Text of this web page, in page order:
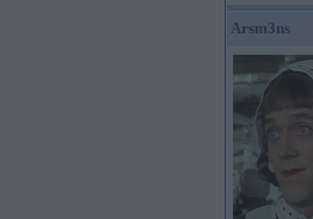
Arsm3ns